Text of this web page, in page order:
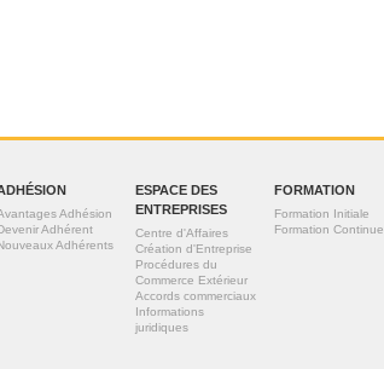
Adhésion
Adhérent
Adhérents
ESPACE DES
ENTREPRISES
Centre d'Affaires
Création d'Entreprise
Procédures du
Commerce Extérieur
Accords commerciaux
Informations
juridiques
FORMATION
Formation Initiale
Formation Continue